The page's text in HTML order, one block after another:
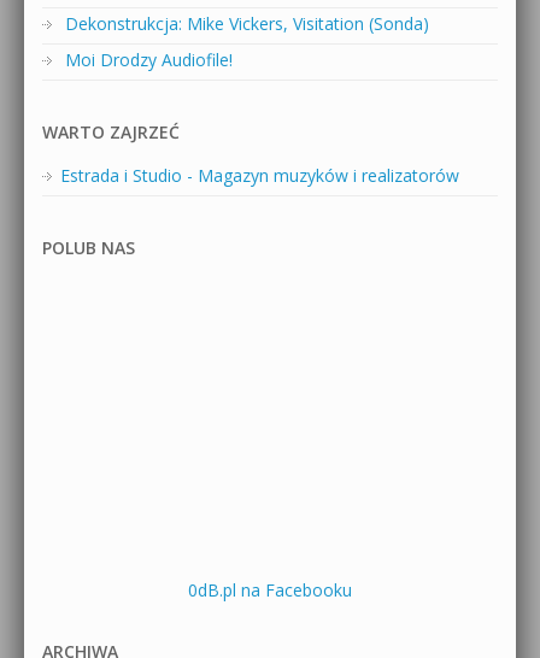
Dekonstrukcja: Mike Vickers, Visitation (Sonda)
Moi Drodzy Audiofile!
WARTO ZAJRZEĆ
Estrada i Studio - Magazyn muzyków i realizatorów
POLUB NAS
0dB.pl na Facebooku
ARCHIWA